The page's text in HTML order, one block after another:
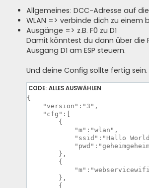
Allgemeines: DCC-Adresse auf die
WLAN => verbinde dich zu einem
Ausgänge => z.B. F0 zu D1
Damit könntest du dann über die
Ausgang D1 am ESP steuern.
Und deine Config sollte fertig sein.
CODE: ALLES AUSWÄHLEN
{
    "version":"3",
    "cfg":[
        {
            "m":"wlan",
"ssid":"Hallo
        },
        {
        },
        {